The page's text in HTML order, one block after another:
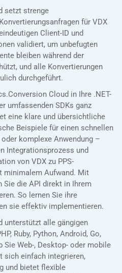
setzt strenge
für VDX
Client-ID und
validiert, um unbefugten
bleiben während der
und alle Konvertierungen
durchgeführt.
Cloud in Ihre .NET-
umfassenden SDKs ganz
eine klare und übersichtliche
Beispiele für einen schnellen
komplexe Anwendung –
Integrationsprozess und
von VDX zu PPS-
minimalem Aufwand. Mit
Sie die API direkt in Ihrem
So lernen Sie ihre
sie effektiv implementieren.
unterstützt alle gängigen
Ruby, Python, Android, Go,
Sie Web-, Desktop- oder mobile
sich einfach integrieren,
und bietet flexible